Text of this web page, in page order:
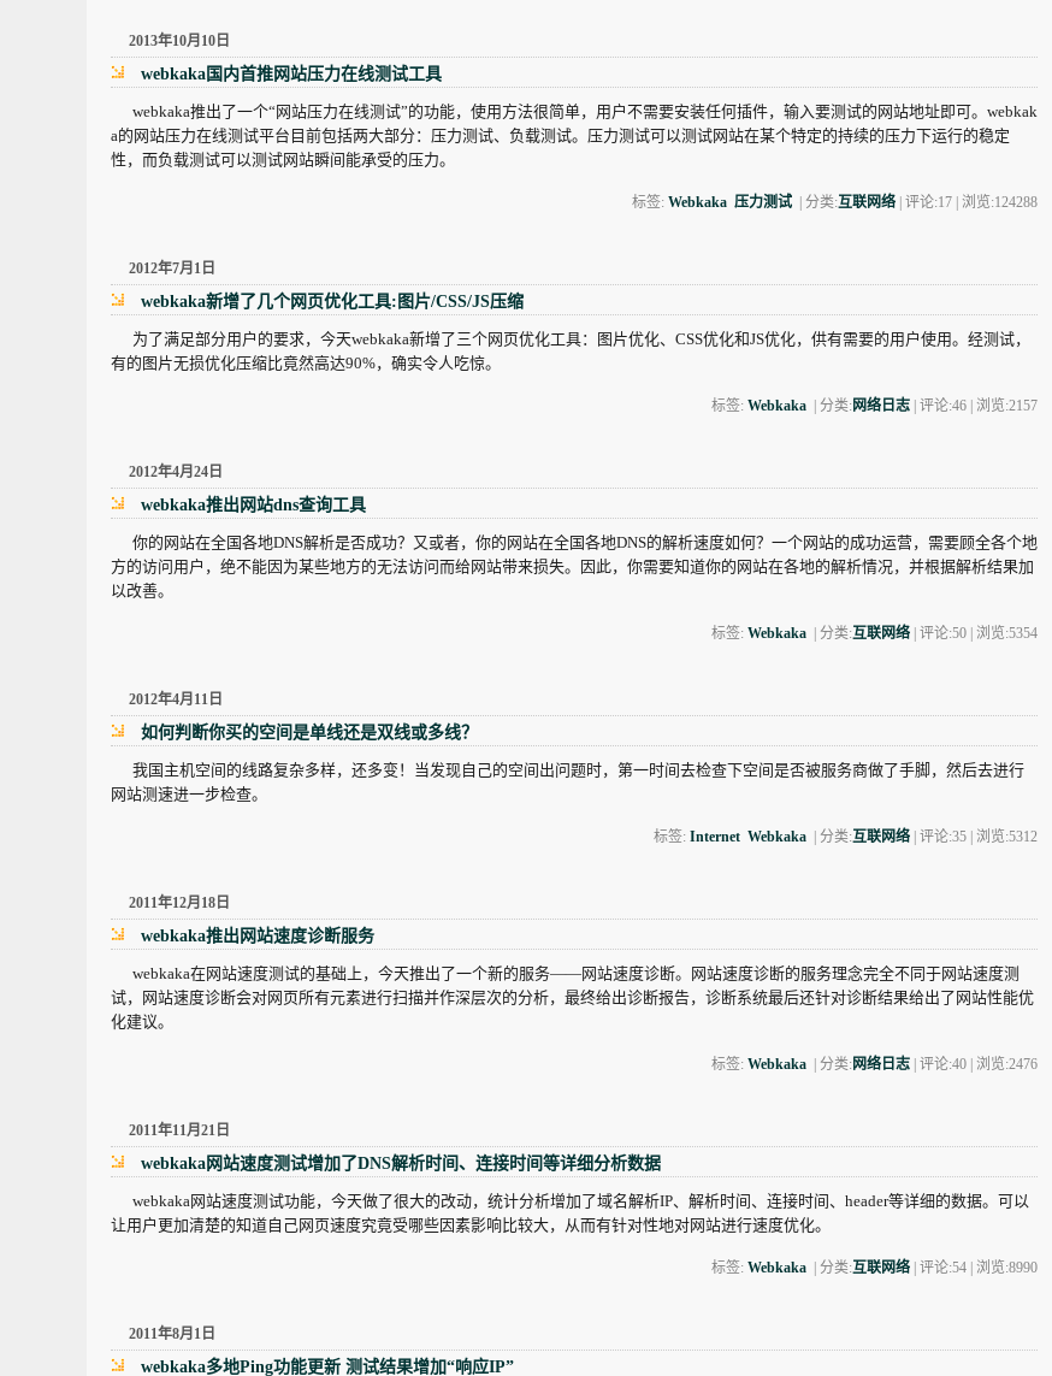
2013年10月10日
webkaka国内首推网站压力在线测试工具
webkaka推出了一个“网站压力在线测试”的功能，使用方法很简单，用户不需要安装任何插件，输入要测试的网站地址即可。webkak
a的网站压力在线测试平台目前包括两大部分：压力测试、负载测试。压力测试可以测试网站在某个特定的持续的压力下运行的稳定
性，而负载测试可以测试网站瞬间能承受的压力。
标签: Webkaka 压力测试 | 分类:互联网络 | 评论:17 | 浏览:124288
2012年7月1日
webkaka新增了几个网页优化工具:图片/CSS/JS压缩
为了满足部分用户的要求，今天webkaka新增了三个网页优化工具：图片优化、CSS优化和JS优化，供有需要的用户使用。经测试，
有的图片无损优化压缩比竟然高达90%，确实令人吃惊。
标签: Webkaka | 分类: 网络日志 | 评论:46 | 浏览:2157
2012年4月24日
webkaka推出网站dns查询工具
你的网站在全国各地DNS解析是否成功？又或者，你的网站在全国各地DNS的解析速度如何？一个网站的成功运营，需要顾全各个地
方的访问用户，绝不能因为某些地方的无法访问而给网站带来损失。因此，你需要知道你的网站在各地的解析情况，并根据解析结果加
以改善。
标签: Webkaka | 分类:互联网络 | 评论:50 | 浏览:5354
2012年4月11日
如何判断你买的空间是单线还是双线或多线？
我国主机空间的线路复杂多样，还多变！当发现自己的空间出问题时，第一时间去检查下空间是否被服务商做了手脚，然后去进行
网站测速进一步检查。
标签: Internet Webkaka | 分类:互联网络 | 评论:35 | 浏览:5312
2011年12月18日
webkaka推出网站速度诊断服务
webkaka在网站速度测试的基础上，今天推出了一个新的服务——网站速度诊断。网站速度诊断的服务理念完全不同于网站速度测
试，网站速度诊断会对网页所有元素进行扫描并作深层次的分析，最终给出诊断报告，诊断系统最后还针对诊断结果给出了网站性能优
化建议。
标签: Webkaka | 分类: 网络日志 | 评论:40 | 浏览:2476
2011年11月21日
webkaka网站速度测试增加了DNS解析时间、连接时间等详细分析数据
webkaka网站速度测试功能，今天做了很大的改动，统计分析增加了域名解析IP、解析时间、连接时间、header等详细的数据。可以
让用户更加清楚的知道自己网页速度究竟受哪些因素影响比较大，从而有针对性地对网站进行速度优化。
标签: Webkaka | 分类:互联网络 | 评论:54 | 浏览:8990
2011年8月1日
webkaka多地Ping功能更新 测试结果增加“响应IP”